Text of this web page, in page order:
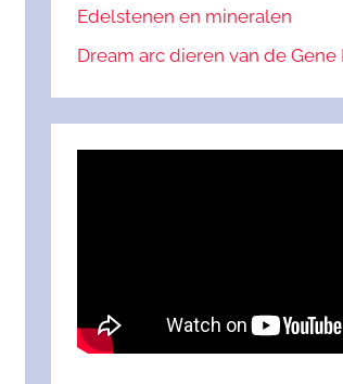
Edelstenen en mineralen
Dream arc dieren van de Gene